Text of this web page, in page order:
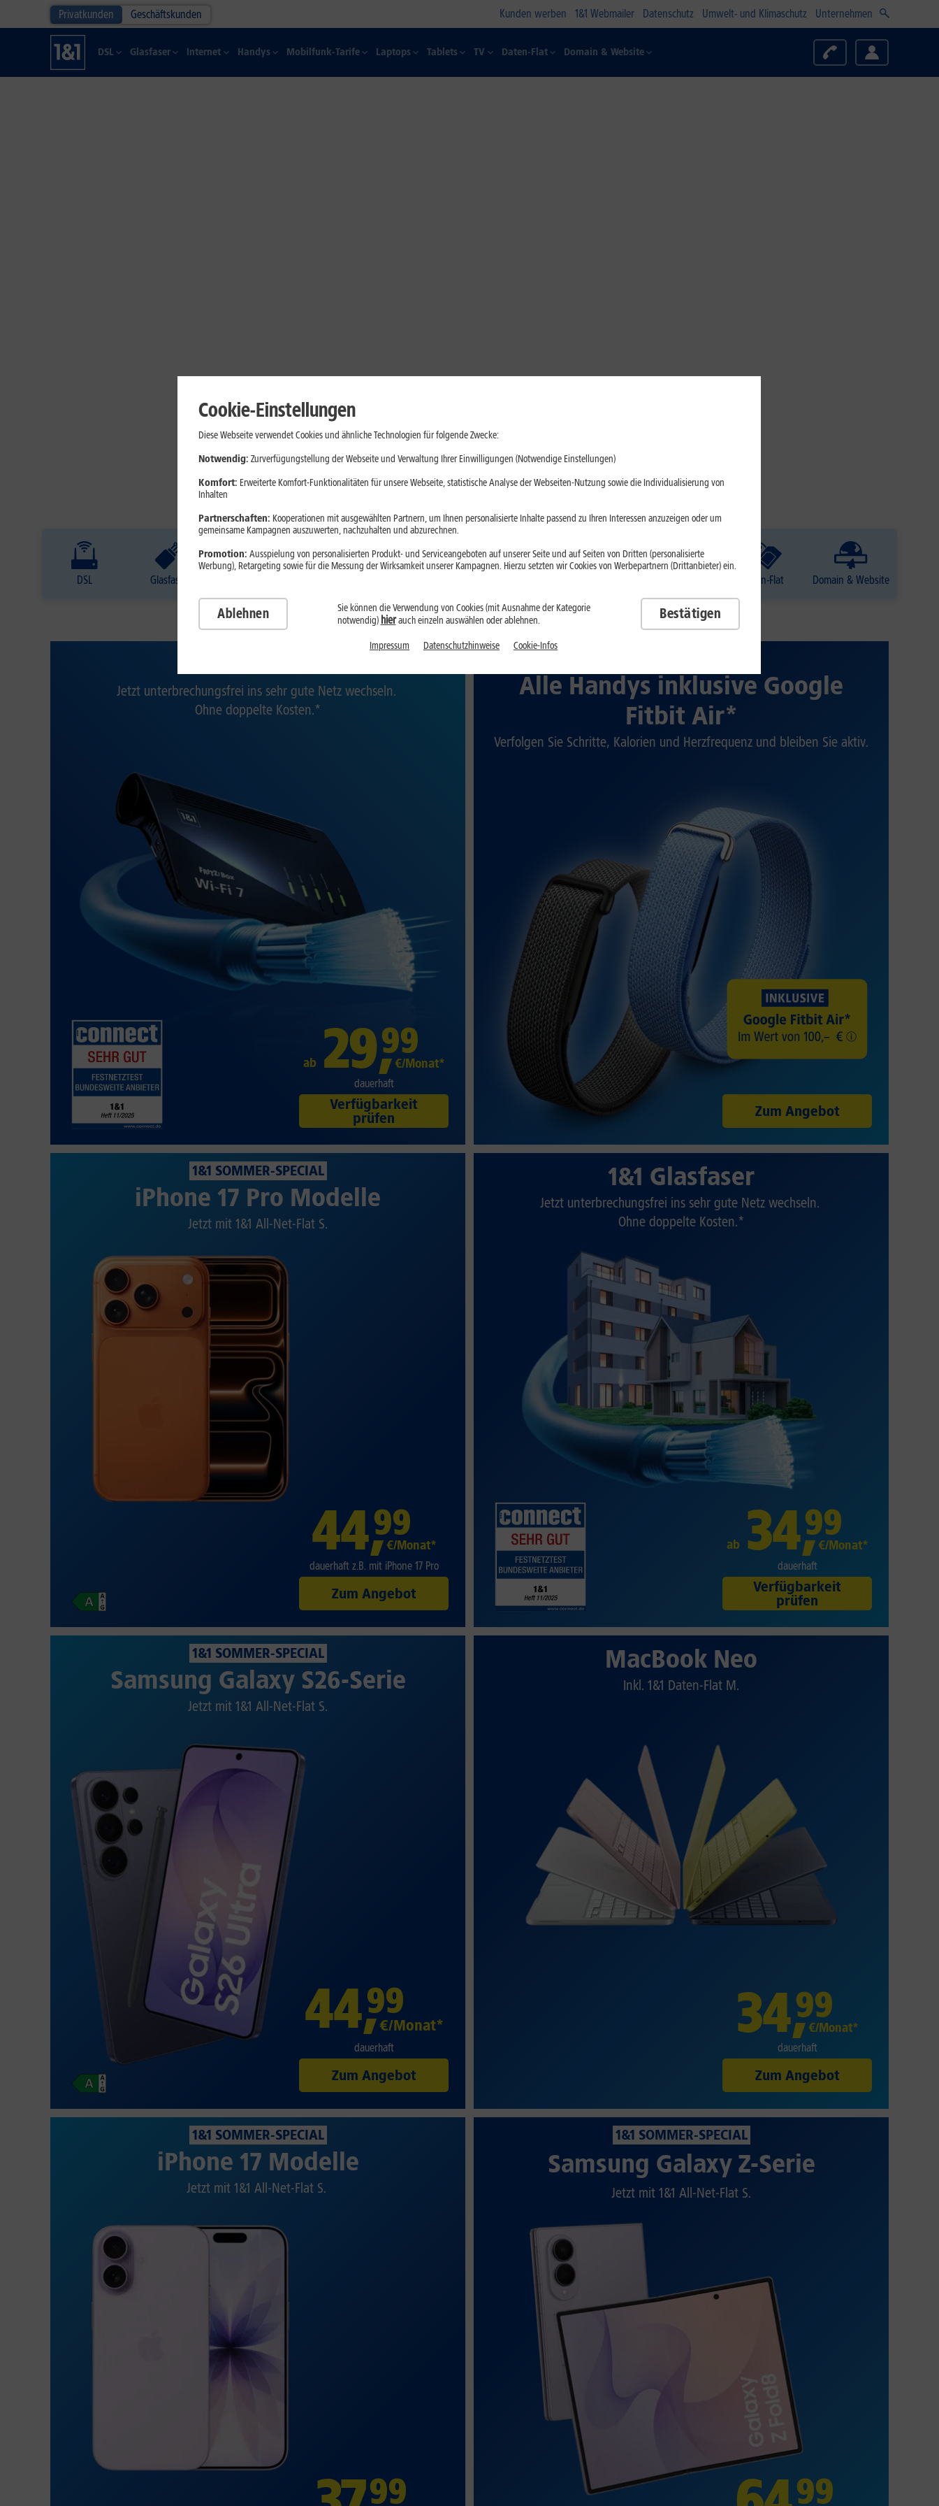
Privatkunden Geschäftskunden Kunden werben 1&1 Webmailer Datenschutz Umwelt- und Klimaschutz Unternehmen
DSL Glasfaser Internet Handys Mobilfunk-Tarife Laptops Tablets TV Daten-Flat Domain & Website
DSL Glasfaser Daten-Flat Domain & Website
Jetzt unterbrechungsfrei ins sehr gute Netz wechseln.
Ohne doppelte Kosten.*
ab 29,99
€/Monat*
dauerhaft
Verfügbarkeit
prüfen
Alle Handys inklusive Google
Fitbit Air*
Verfolgen Sie Schritte, Kalorien und Herzfrequenz und bleiben Sie aktiv.
Zum Angebot
1&1 SOMMER-SPECIAL
iPhone 17 Pro Modelle
Jetzt mit 1&1 All-Net-Flat S.
44,99
€/Monat*
dauerhaft z.B. mit iPhone 17 Pro
Zum Angebot
1&1 Glasfaser
Jetzt unterbrechungsfrei ins sehr gute Netz wechseln.
Ohne doppelte Kosten.*
ab 34,99
€/Monat*
dauerhaft
Verfügbarkeit
prüfen
1&1 SOMMER-SPECIAL
Samsung Galaxy S26-Serie
Jetzt mit 1&1 All-Net-Flat S.
44,99
€/Monat*
dauerhaft
Zum Angebot
MacBook Neo
Inkl. 1&1 Daten-Flat M.
34,99
€/Monat*
dauerhaft
Zum Angebot
1&1 SOMMER-SPECIAL
iPhone 17 Modelle
Jetzt mit 1&1 All-Net-Flat S.
99
1&1 SOMMER-SPECIAL
Samsung Galaxy Z-Serie
Jetzt mit 1&1 All-Net-Flat S.
99
Cookie-Einstellungen
Diese Webseite verwendet Cookies und ähnliche Technologien für folgende Zwecke:
Notwendig: Zurverfügungstellung der Webseite und Verwaltung Ihrer Einwilligungen (Notwendige Einstellungen)
Komfort: Erweiterte Komfort-Funktionalitäten für unsere Webseite, statistische Analyse der Webseiten-Nutzung sowie die Individualisierung von
Inhalten
Partnerschaften: Kooperationen mit ausgewählten Partnern, um Ihnen personalisierte Inhalte passend zu Ihren Interessen anzuzeigen oder um
gemeinsame Kampagnen auszuwerten, nachzuhalten und abzurechnen.
Promotion: Ausspielung von personalisierten Produkt- und Serviceangeboten auf unserer Seite und auf Seiten von Dritten (personalisierte
Werbung), Retargeting sowie für die Messung der Wirksamkeit unserer Kampagnen. Hierzu setzten wir Cookies von Werbepartnern (Drittanbieter) ein.
Ablehnen
Sie können die Verwendung von Cookies (mit Ausnahme der Kategorie
notwendig) hierauch einzeln auswählen oder ablehnen. Bestätigen
Impressum Datenschutzhinweise Cookie-Infos